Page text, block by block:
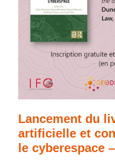
Lancement du
artificielle et
le cyberespace